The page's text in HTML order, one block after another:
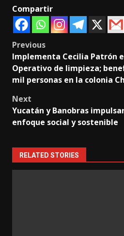
Compartir
Post
navigation
Previous
Implementa Cecilia Patrón
Operativo de limpieza;
mil personas en la colonia
Next
Yucatán y Banobras
enfoque social y sostenible
RELATED STORIES